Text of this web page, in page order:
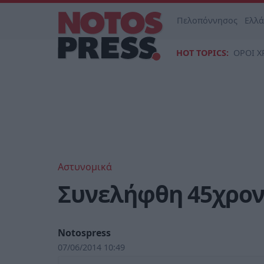
Πελοπόννησος
HOT TOPICS: ΟΡΟΙ
Αστυνομικά
Συνελήφθη
Notospress
07/06/2014 10:49